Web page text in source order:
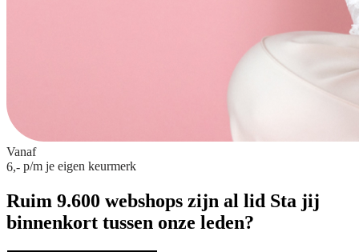
Vanaf
6,- p/m je eigen keurmerk
Ruim 9.600 webshops zijn al lid Sta jij
binnenkort tussen onze leden?